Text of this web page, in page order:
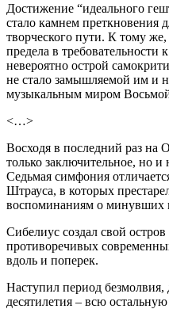
Достижение “идеального
стало камнем преткновения
творческого пути. К тому
предела в требовательности
невероятно острой
не стало замышляемой им и
музыкальным миром
<…>
Восходя в последний раз на
только заключительное, но
Седьмая симфония
Штрауса, в которых
воспоминаниям о минувших
Сибелиус создал свой
противоречивых
вдоль и поперек.
Наступил период
десятилетия – всю